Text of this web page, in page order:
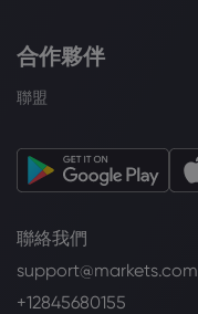
合作夥伴
聯盟
聯絡我們
support@markets.com
+12845680155